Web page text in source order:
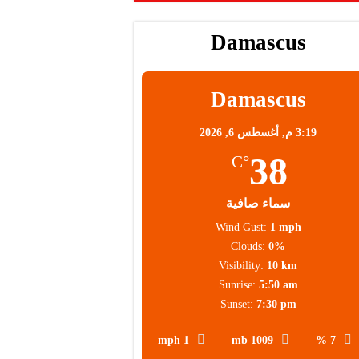
Damascus
Damascus
3:19 م, أغسطس 6, 2026
38
°C
سماء صافية
7 %
1009 mb
1 mph
Wind Gust: 1 mph
Clouds: 0%
Visibility: 10 km
Sunrise: 5:50 am
Sunset: 7:30 pm